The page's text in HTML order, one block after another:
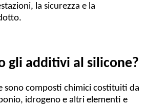
la sicurezza e la
gli additivi al silicone?
sono composti chimici costituiti da
idrogeno e altri elementi e